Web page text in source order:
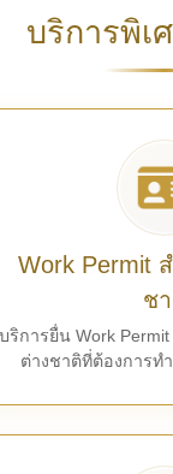
บริการพิเ
Work Permit
ช
บริการยื่น Work
ต่างชาติที่ต้องการท